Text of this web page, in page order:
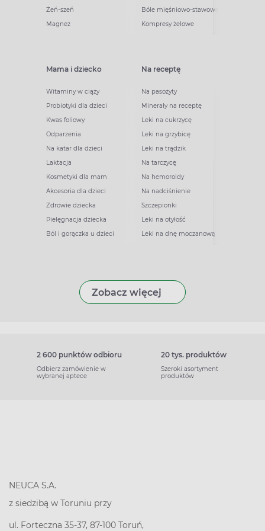
Żeń-szeń
Magnez
Bóle mięśniowo-stawowe
Kompresy żelowe
Mama i dziecko
Witaminy w ciąży
Probiotyki dla dzieci
Kwas foliowy
Odparzenia
Na katar dla dzieci
Laktacja
Kosmetyki dla mam
Akcesoria dla dzieci
Zdrowie dziecka
Pielęgnacja dziecka
Ból i gorączka u dzieci
Na receptę
Na pasożyty
Minerały na receptę
Leki na cukrzycę
Leki na grzybicę
Leki na trądzik
Na tarczycę
Na hemoroidy
Na nadciśnienie
Szczepionki
Leki na otyłość
Leki na dnę moczanową
Zobacz więcej
2 600 punktów odbioru
Odbierz zamówienie w
wybranej aptece
20 tys. produktów
Szeroki asortyment
produktów
NEUCA S.A.
z siedzibą w Toruniu przy
ul. Forteczna 35-37, 87-100 Toruń,